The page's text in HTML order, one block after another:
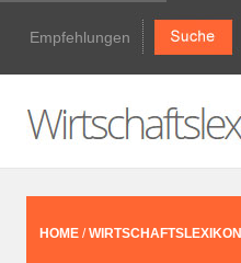
Empfehlungen
HOME /WIRTSCHAFTSLEXIKON